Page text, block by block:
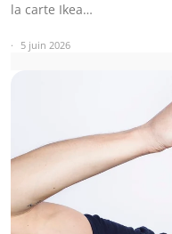
la carte Ikea…
5 juin 2026